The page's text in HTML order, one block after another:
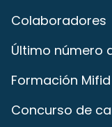
Colaboradores
Último número
Formación Mifid
Concurso de